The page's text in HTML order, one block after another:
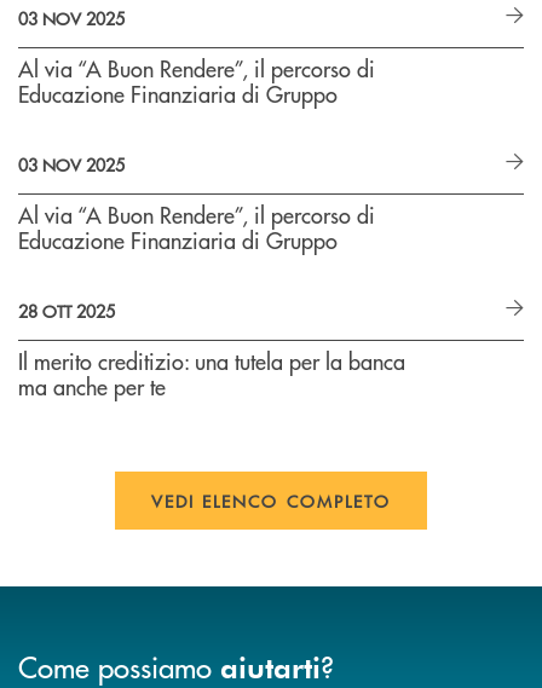
03 NOV 2025
Al via “A Buon Rendere”, il percorso di
Educazione Finanziaria di Gruppo
03 NOV 2025
Al via “A Buon Rendere”, il percorso di
Educazione Finanziaria di Gruppo
28 OTT 2025
Il merito creditizio: una tutela per la banca
ma anche per te
VEDI ELENCO COMPLETO
Come possiamo aiutarti?